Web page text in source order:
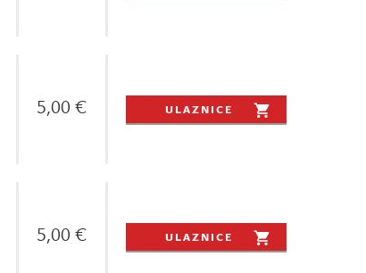
5,00 € ULAZNICE
5,00 € ULAZNICE